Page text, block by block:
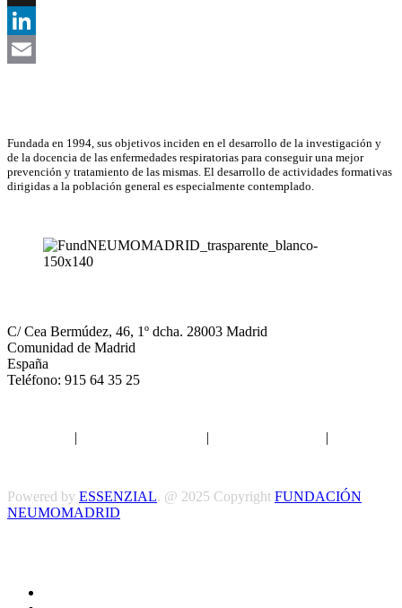
X
LinkedIn
Fundada en 1994, sus objetivos inciden en el desarrollo de la investigación y
de la docencia de las enfermedades respiratorias para conseguir una mejor
prevención y tratamiento de las mismas. El desarrollo de actividades formativas
dirigidas a la población general es especialmente contemplado.
C/ Cea Bermúdez, 46, 1º dcha. 28003 Madrid
Comunidad de Madrid
España
Teléfono: 915 64 35 25
| | |
Powered by ESSENZIAL. @ 2025 Copyright FUNDACIÓN
NEUMOMADRID